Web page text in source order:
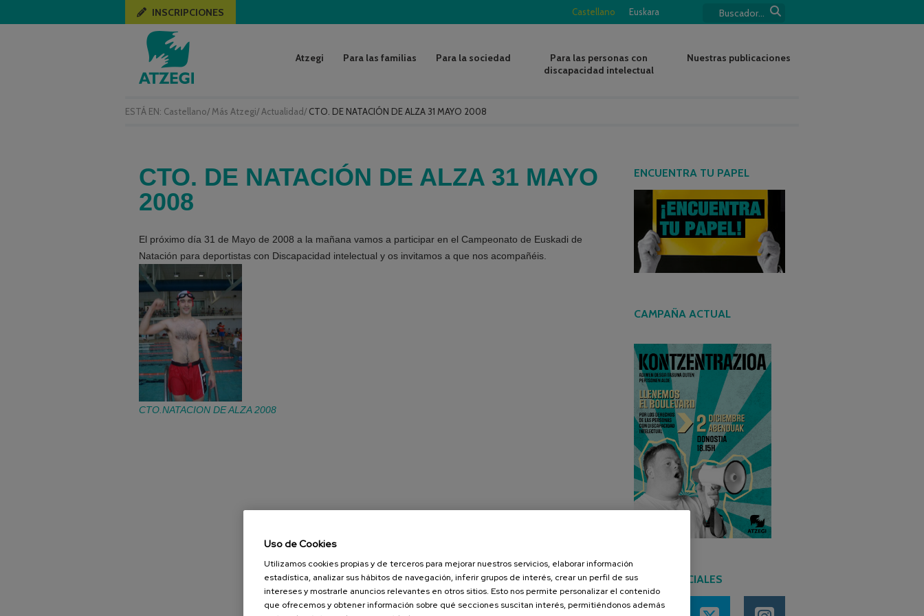
ESTÁ EN: Castellano/ Más Atzegi/ Actualidad/ CTO. DE NATACIÓN DE ALZA 31 MAYO 2008
Castellano Euskara
INSCRIPCIONES
Atzegi Para las familias Para la sociedad
Para las personas con
discapacidad intelectual
Nuestras publicaciones
CTO. DE NATACIÓN DE ALZA 31 MAYO
2008
El próximo día 31 de Mayo de 2008 a la mañana vamos a participar en el Campeonato de Euskadi de
Natación para deportistas con Discapacidad intelectual y os invitamos a que nos acompañéis.
CTO.NATACION DE ALZA 2008
ENCUENTRA TU PAPEL
CAMPAÑA ACTUAL
REDES SOCIALES
Uso de Cookies
Utilizamos cookies propias y de terceros para mejorar nuestros servicios, elaborar información
estadística, analizar sus hábitos de navegación, inferir grupos de interés, crear un perfil de sus
intereses y mostrarle anuncios relevantes en otros sitios. Esto nos permite personalizar el contenido
que ofrecemos y obtener información sobre qué secciones suscitan interés, permitiéndonos además